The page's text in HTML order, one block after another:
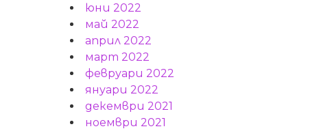
юни 2022
май 2022
април 2022
март 2022
февруари 2022
януари 2022
декември 2021
ноември 2021